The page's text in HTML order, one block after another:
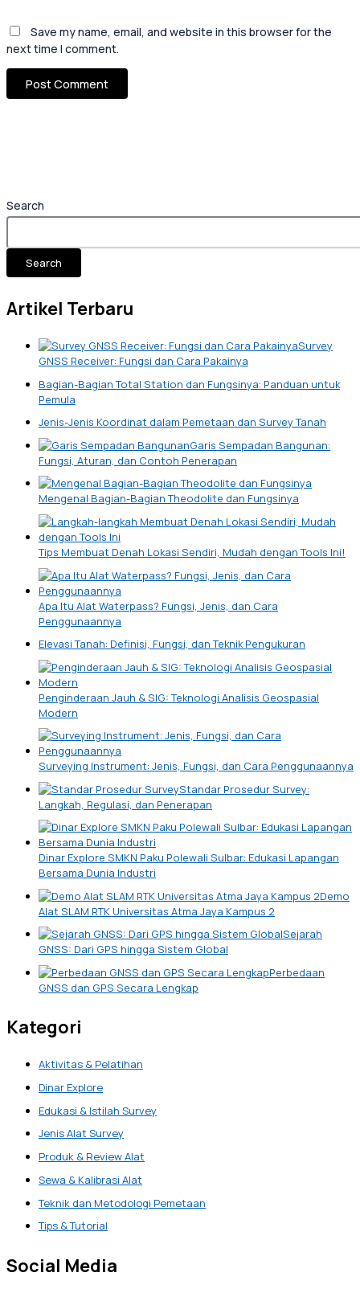
Search
Search
Artikel Terbaru
Survey
GNSS Receiver: Fungsi dan Cara Pakainya
Bagian-Bagian Total Station dan Fungsinya: Panduan untuk
Pemula
Jenis-Jenis Koordinat dalam Pemetaan dan Survey Tanah
Garis Sempadan Bangunan:
Fungsi, Aturan, dan Contoh Penerapan
Mengenal Bagian-Bagian Theodolite dan Fungsinya
Tips Membuat Denah Lokasi Sendiri, Mudah dengan Tools Ini!
Apa Itu Alat Waterpass? Fungsi, Jenis, dan Cara
Penggunaannya
Elevasi Tanah: Definisi, Fungsi, dan Teknik Pengukuran
Penginderaan Jauh & SIG: Teknologi Analisis Geospasial
Modern
Surveying Instrument: Jenis, Fungsi, dan Cara Penggunaannya
Standar Prosedur Survey:
Langkah, Regulasi, dan Penerapan
Dinar Explore SMKN Paku Polewali Sulbar: Edukasi Lapangan
Bersama Dunia Industri
Demo
Alat SLAM RTK Universitas Atma Jaya Kampus 2
Sejarah
GNSS: Dari GPS hingga Sistem Global
Perbedaan
GNSS dan GPS Secara Lengkap
Kategori
Aktivitas & Pelatihan
Dinar Explore
Edukasi & Istilah Survey
Jenis Alat Survey
Produk & Review Alat
Sewa & Kalibrasi Alat
Teknik dan Metodologi Pemetaan
Tips & Tutorial
Social Media
Save my name, email, and website in this browser for the
next time I comment.